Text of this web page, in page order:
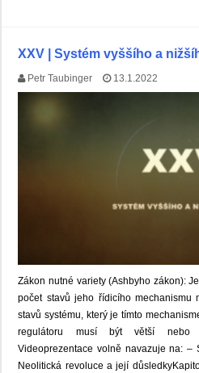
XXV | Systém vyššího a
Petr Taubinger 13.1.2022
Zákon nutné variety (Ashbyho zákon):
počet stavů jeho řídicího mechanismu
stavů systému, který je tímto
regulátoru musí být větší nebo
Videoprezentace volně navazuje na: –
Neolitická revoluce a její